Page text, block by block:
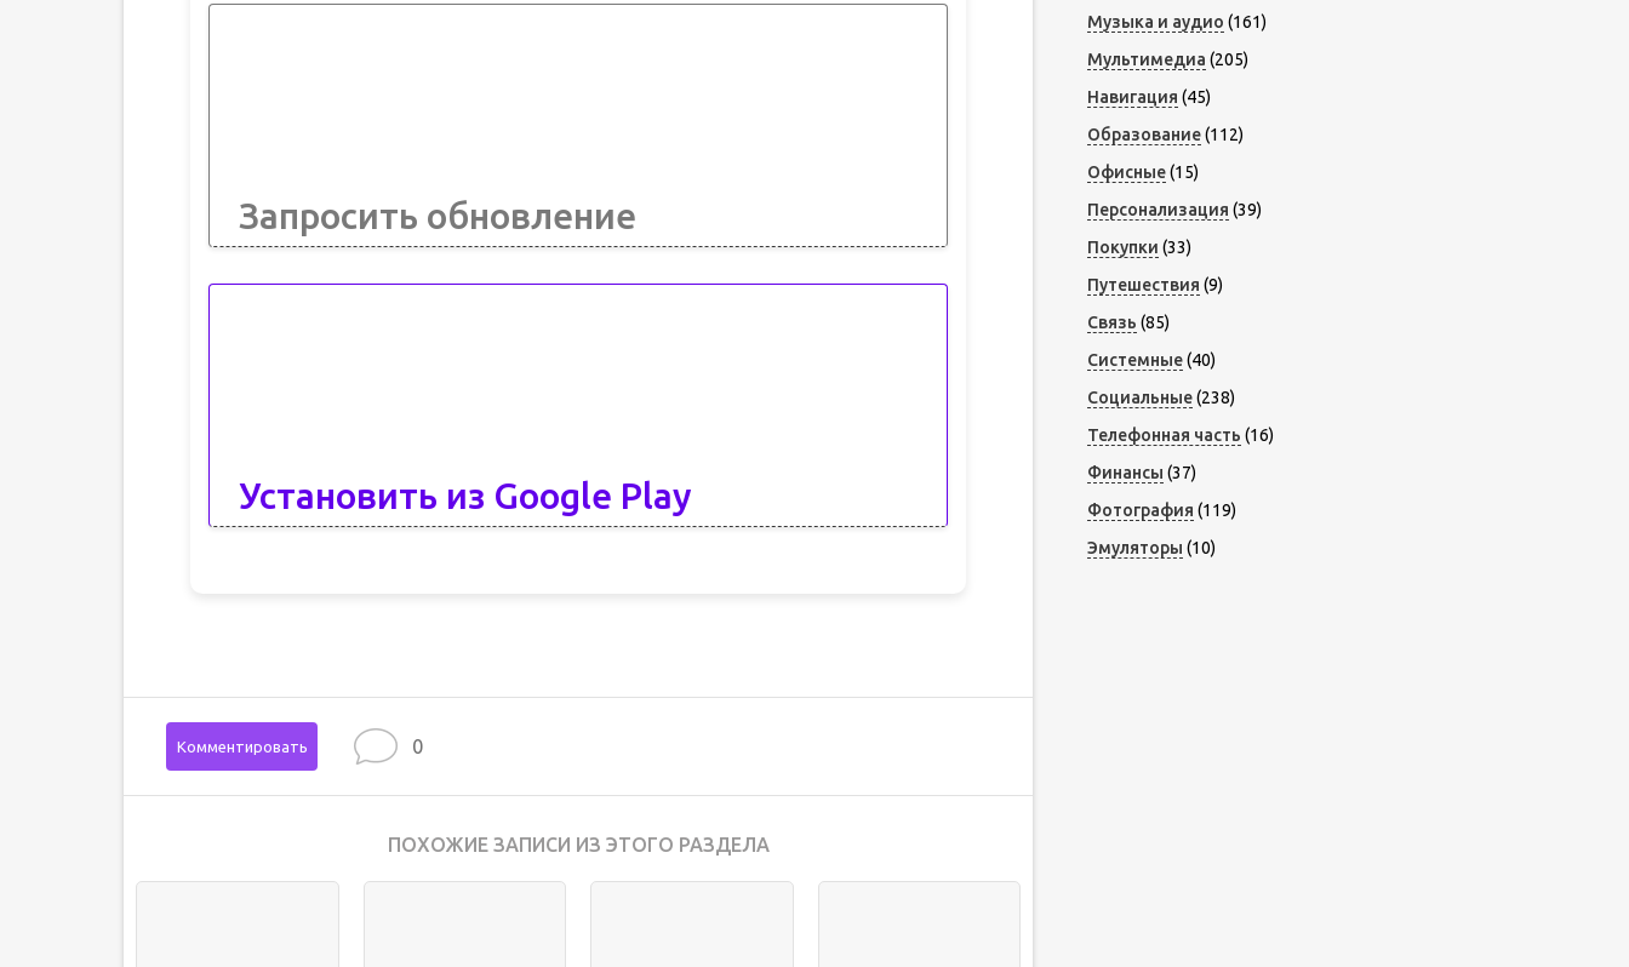
Запросить обновление
Установить из Google Play
Комментировать 0
ПОХОЖИЕ ЗАПИСИ ИЗ ЭТОГО РАЗДЕЛА
Музыка и аудио (161)
Мультимедиа (205)
Навигация (45)
Образование(112)
Офисные(15)
Персонализация (39)
Покупки (33)
Путешествия (9)
Связь (85)
Системные(40)
Социальные(238)
Телефонная часть (16)
Финансы (37)
Фотография (119)
Эмуляторы (10)